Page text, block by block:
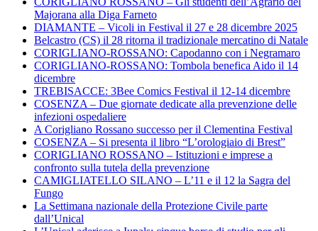
Majorana alla Diga Farneto
DIAMANTE – Vicoli in Festival il 27 e 28 dicembre 2025
Belcastro (CS) il 28 ritorna il tradizionale mercatino di Natale
CORIGLIANO-ROSSANO: Capodanno con i Negramaro
CORIGLIANO-ROSSANO: Tombola benefica Aido il 14
dicembre
TREBISACCE: 3Bee Comics Festival il 12-14 dicembre
COSENZA – Due giornate dedicate alla prevenzione delle
infezioni ospedaliere
A Corigliano Rossano successo per il Clementina Festival
COSENZA – Si presenta il libro “L’orologiaio di Brest”
CORIGLIANO ROSSANO – Istituzioni e imprese a
confronto sulla tutela della prevenzione
CAMIGLIATELLO SILANO – L’11 e il 12 la Sagra del
Fungo
La Settimana nazionale della Protezione Civile parte
dall’Unical